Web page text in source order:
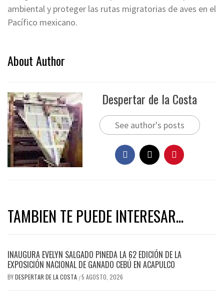
ambiental y proteger las rutas migratorias de aves en el
Pacífico mexicano.
About Author
Despertar de la Costa
See author's posts
TAMBIEN TE PUEDE INTERESAR...
INAUGURA EVELYN SALGADO PINEDA LA 62 EDICIÓN DE LA
EXPOSICIÓN NACIONAL DE GANADO CEBÚ EN ACAPULCO
BYDESPERTAR DE LA COSTA /5 AGOSTO, 2026